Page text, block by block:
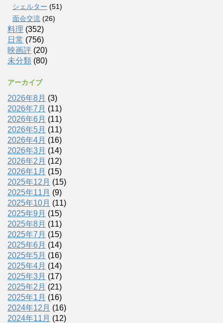
シェルター (51)
面会交流 (26)
料理 (352)
日常 (756)
映画評 (20)
未分類 (80)
アーカイブ
2026年8月 (3)
2026年7月 (11)
2026年6月 (11)
2026年5月 (11)
2026年4月 (16)
2026年3月 (14)
2026年2月 (12)
2026年1月 (15)
2025年12月 (15)
2025年11月 (9)
2025年10月 (11)
2025年9月 (15)
2025年8月 (11)
2025年7月 (15)
2025年6月 (14)
2025年5月 (16)
2025年4月 (14)
2025年3月 (17)
2025年2月 (21)
2025年1月 (16)
2024年12月 (16)
2024年11月 (12)